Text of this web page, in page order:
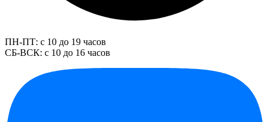
ПН-ПТ: с 10 до 19 часов
СБ-ВСК: с 10 до 16 часов